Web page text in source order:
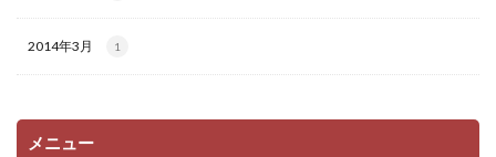
2014年3月 1
メニュー